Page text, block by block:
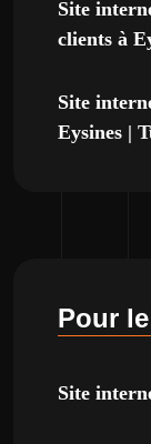
Site
clients à
Site
Eysines |
Pour
Site